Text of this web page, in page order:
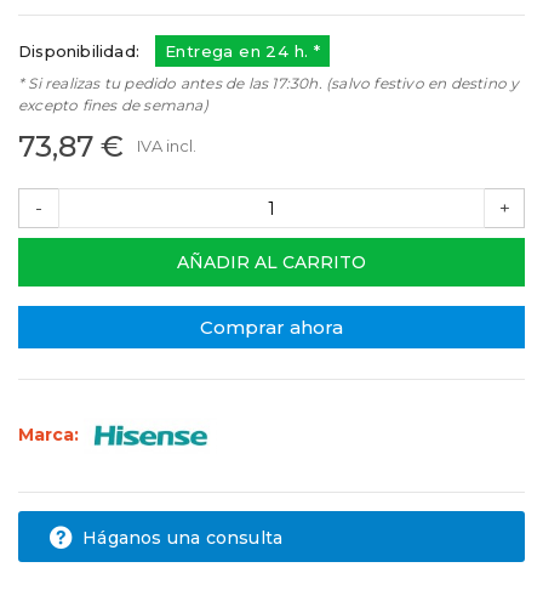
Disponibilidad: Entrega en 24 h. *
* Si realizas tu pedido antes de las 17:30h. (salvo festivo en destino y
excepto fines de semana)
73,87 € IVA incl.
- +
AÑADIR AL CARRITO
Comprar ahora
Marca:
Háganos una consulta